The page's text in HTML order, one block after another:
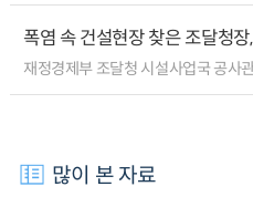
폭염 속 건설현장 찾은 조달청
재정경제부 조달청 시설사업국 공사
많이 본 자료